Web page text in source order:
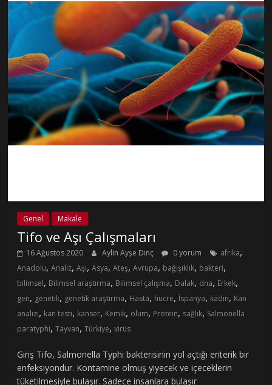
Genel Makale
Tifo ve Aşı Çalışmaları
16 Ağustos 2020 Aylin Ayşe Dinç 0 yorum afrika,
Anadolu,Analiz,Aşı,Asya,Ateş,Avrupa, bağışıklık, bakteri,
bilimsel, Bilimsel araştırma, Bilimsel çalışma, Dalak, dna, Erkek,
gen, genetik, genetik araştırma, Hasta, hücre, İspanya, kadın, Kan
analizi, kan testi, kanser, Kemik, ölüm, Protein, sağlık, Salmonella
paratyphi,Tayvan,Türkiye,virüs
Giriş Tifo, Salmonella Typhi bakterisinin yol açtığı enterik bir
enfeksiyondur. Kontamine olmuş yiyecek ve içeceklerin
tüketilmesiyle bulaşır. Sadece insanlara bulaşır